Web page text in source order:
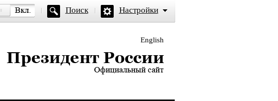
Поиск Настройки
English
России — официальный сайт